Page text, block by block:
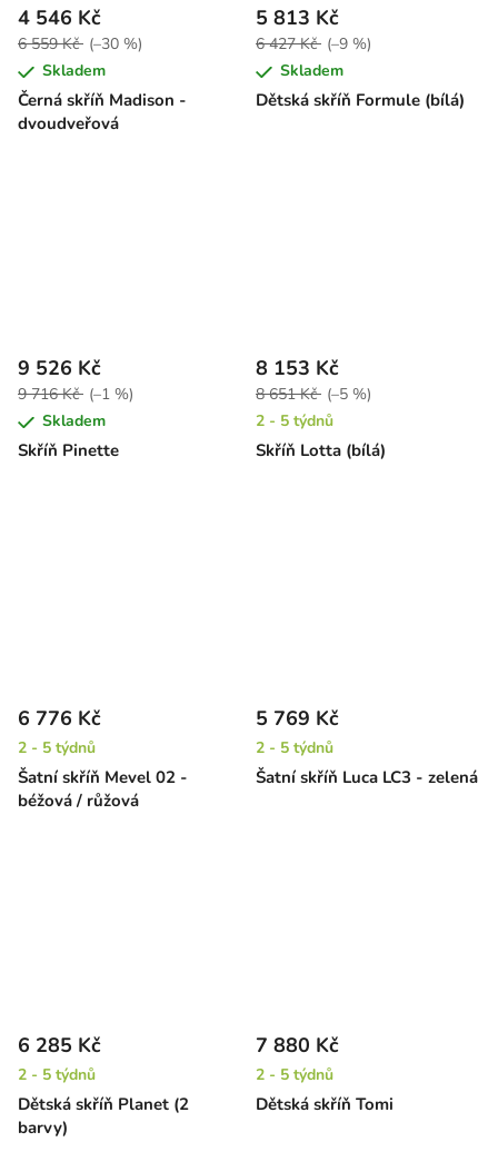
Černá skříň Madison -
dvoudveřová
4 546 Kč
6 559 Kč (–30 %)
Skladem
Dětská skříň Formule (bílá)
5 813 Kč
6 427 Kč (–9 %)
Skladem
Skříň Pinette
9 526 Kč
9 716 Kč (–1 %)
Skladem
Skříň Lotta (bílá)
8 153 Kč
8 651 Kč (–5 %)
2 - 5 týdnů
Šatní skříň Mevel 02 -
béžová / růžová
6 776 Kč
2 - 5 týdnů
Šatní skříň Luca LC3 - zelená
5 769 Kč
2 - 5 týdnů
Dětská skříň Planet (2
barvy)
6 285 Kč
2 - 5 týdnů
Dětská skříň Tomi
7 880 Kč
2 - 5 týdnů